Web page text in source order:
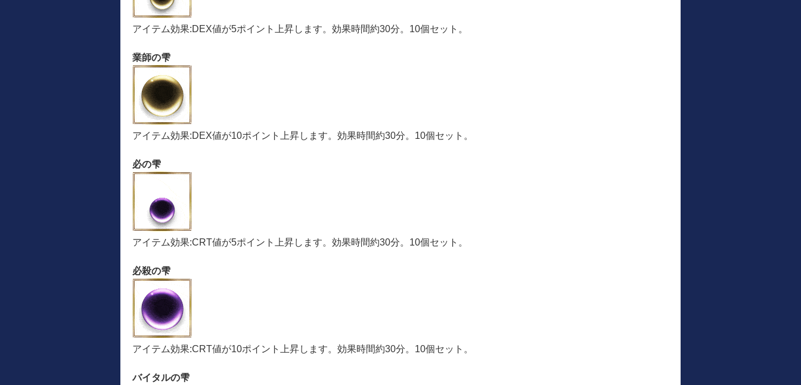
アイテム効果:DEX値が5ポイント上昇します。効果時間約30分。10個セット。
業師の雫
アイテム効果:DEX値が10ポイント上昇します。効果時間約30分。10個セット。
必の雫
アイテム効果:CRT値が5ポイント上昇します。効果時間約30分。10個セット。
必殺の雫
アイテム効果:CRT値が10ポイント上昇します。効果時間約30分。10個セット。
バイタルの雫